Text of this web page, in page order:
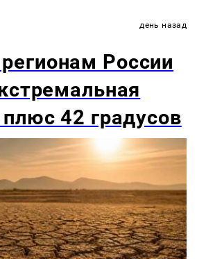
день назад
России
42 градусов